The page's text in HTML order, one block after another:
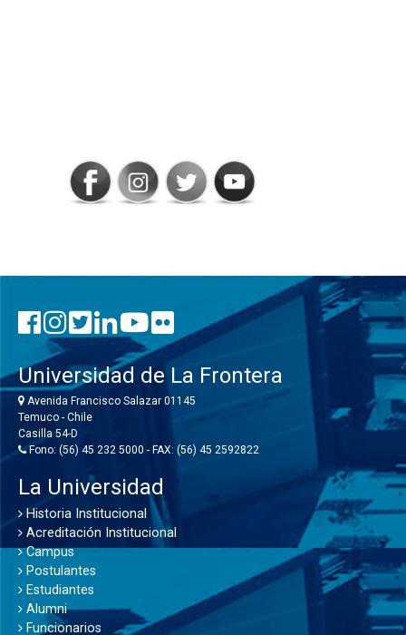
Universidad de La Frontera
Avenida Francisco Salazar 01145
Temuco - Chile
Casilla 54-D
Fono: (56) 45 232 5000 - FAX: (56) 45 2592822
La Universidad
Historia Institucional
Acreditación Institucional
Campus
Postulantes
Estudiantes
Alumni
Funcionarios